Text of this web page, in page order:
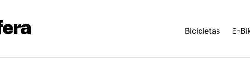
Bicicletas E-